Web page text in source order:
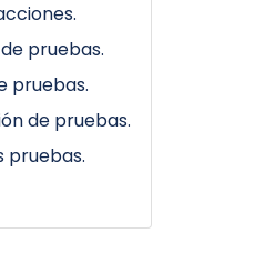
pruebas.
pruebas.
de pruebas.
pruebas.